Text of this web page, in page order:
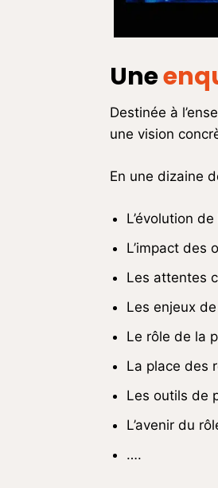
Une
Destinée à
une vision
En une dizaine
L’évolution
L’impact des
Les attentes
Les enjeux
Le rôle de la
La place des
Les outils de
L’avenir du
….